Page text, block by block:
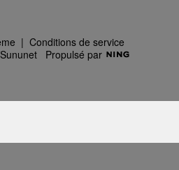
| Conditions de service
Propulsé par